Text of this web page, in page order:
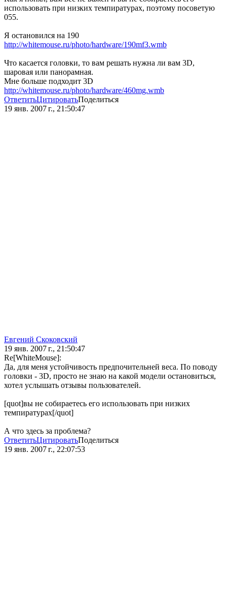
использовать при низких темпиратурах, поэтому посоветую
055.
Я остановился на 190
http://whitemouse.ru/photo/hardware/190mf3.wmb
Что касается головки, то вам решать нужна ли вам 3D,
шаровая или панорамная.
Мне больше подходит 3D
http://whitemouse.ru/photo/hardware/460mg.wmb
ОтветитьЦитироватьПоделиться
19 янв. 2007 г., 21:50:47
Евгений Скоковский
19 янв. 2007 г., 21:50:47
Re[WhiteMouse]:
Да, для меня устойчивость предпочительней веса. По поводу
головки - 3D, просто не знаю на какой модели остановиться,
хотел услышать отзывы пользователей.
[quot]вы не собираетесь его использовать при низких
темпиратурах[/quot]
А что здесь за проблема?
ОтветитьЦитироватьПоделиться
19 янв. 2007 г., 22:07:53